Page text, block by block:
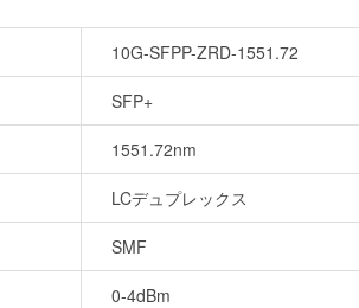
10G-SFPP-ZRD-1551.72
SFP+
1551.72nm
LCデュプレックス
SMF
0-4dBm